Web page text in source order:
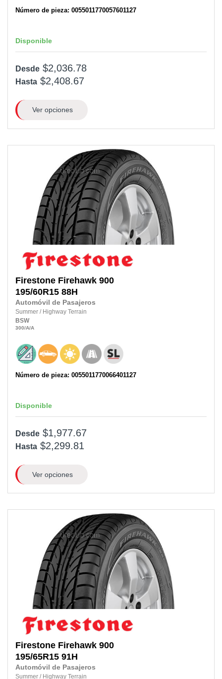
Número de pieza: 0055011770057601127
Disponible
Desde $2,036.78
Hasta $2,408.67
Ver opciones
Firestone Firehawk 900
195/60R15 88H
Automóvil de Pasajeros
Summer / Highway Terrain
BSW
300/A/A
Número de pieza: 0055011770066401127
Disponible
Desde $1,977.67
Hasta $2,299.81
Ver opciones
Firestone Firehawk 900
195/65R15 91H
Automóvil de Pasajeros
Summer / Highway Terrain